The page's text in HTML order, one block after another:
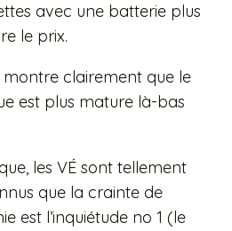
avec une batterie plus
le prix.
clairement que le
est plus mature là-bas
les VÉ sont tellement
que la crainte de
est l’inquiétude no 1 (le